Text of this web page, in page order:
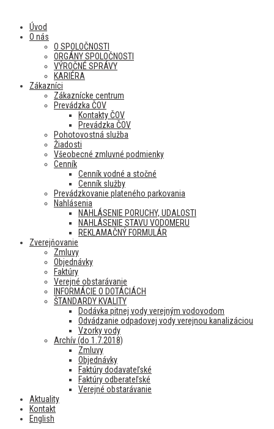
Úvod
O nás
O SPOLOČNOSTI
ORGÁNY SPOLOČNOSTI
VÝROČNÉ SPRÁVY
KARIÉRA
Zákazníci
Zákaznícke centrum
Prevádzka ČOV
Kontakty ČOV
Prevádzka ČOV
Pohotovostná služba
Žiadosti
Všeobecné zmluvné podmienky
Cenník
Cenník vodné a stočné
Cenník služby
Prevádzkovanie plateného parkovania
Nahlásenia
NAHLÁSENIE PORUCHY, UDALOSTI
NAHLÁSENIE STAVU VODOMERU
REKLAMAČNÝ FORMULÁR
Zverejňovanie
Zmluvy
Objednávky
Faktúry
Verejné obstarávanie
INFORMÁCIE O DOTÁCIÁCH
ŠTANDARDY KVALITY
Dodávka pitnej vody verejným vodovodom
Odvádzanie odpadovej vody verejnou kanalizáciou
Vzorky vody
Archív (do 1.7.2018)
Zmluvy
Objednávky
Faktúry dodavateľské
Faktúry odberateľské
Verejné obstarávanie
Aktuality
Kontakt
English